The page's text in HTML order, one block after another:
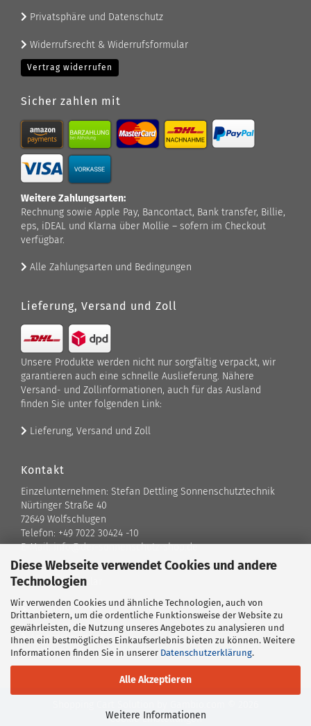
Diese Webseite verwendet Cookies und andere
Technologien
Wir verwenden Cookies und ähnliche Technologien, auch von
Drittanbietern, um die ordentliche Funktionsweise der Website zu
gewährleisten, die Nutzung unseres Angebotes zu analysieren und
Ihnen ein bestmögliches Einkaufserlebnis bieten zu können. Weitere
Informationen finden Sie in unserer Datenschutzerklärung.
Alle Akzeptieren
Weitere Informationen
Privatsphäre und Datenschutz
Widerrufsrecht & Widerrufsformular
Vertrag widerrufen
Sicher zahlen mit
Weitere Zahlungsarten:
Rechnung sowie Apple Pay, Bancontact, Bank transfer, Billie,
eps, iDEAL und Klarna über Mollie – sofern im Checkout
verfügbar.
Alle Zahlungsarten und Bedingungen
Lieferung, Versand und Zoll
Unsere Produkte werden nicht nur sorgfältig verpackt, wir
garantieren auch eine schnelle Auslieferung. Nähere
Versand- und Zollinformationen, auch für das Ausland
finden Sie unter folgenden Link:
Lieferung, Versand und Zoll
Kontakt
Einzelunternehmen: Stefan Dettling Sonnenschutztechnik
Nürtinger Straße 40
72649 Wolfschlugen
Telefon: +49 7022 30424 -10
E-Mail: info@der-sonnenschutz-shop.de
Kontaktformular
Standort
Ansprechpartner
Cookie Einstellungen